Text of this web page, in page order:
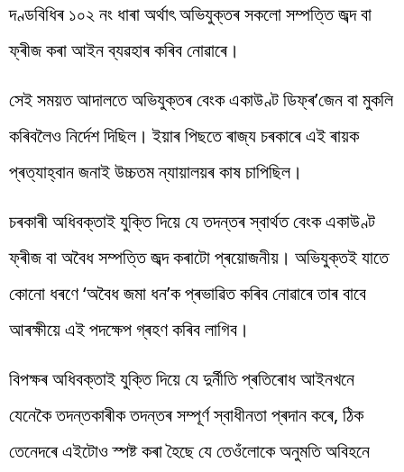
দণ্ডবিধিৰ ১০২ নং ধাৰা অৰ্থাৎ অভিযুক্তৰ সকলো সম্পত্তি জব্দ বা
ফ্ৰীজ কৰা আইন ব্যৱহাৰ কৰিব নোৱাৰে।
সেই সময়ত আদালতে অভিযুক্তৰ বেংক একাউণ্ট ডিফ্ৰ’জেন বা মুকলি
কৰিবলৈও নিৰ্দেশ দিছিল। ইয়াৰ পিছতে ৰাজ্য চৰকাৰে এই ৰায়ক
প্ৰত্যাহ্বান জনাই উচ্চতম ন্যায়ালয়ৰ কাষ চাপিছিল।
চৰকাৰী অধিবক্তাই যুক্তি দিয়ে যে তদন্তৰ স্বাৰ্থত বেংক একাউণ্ট
ফ্ৰীজ বা অবৈধ সম্পত্তি জব্দ কৰাটো প্ৰয়োজনীয়। অভিযুক্তই যাতে
কোনো ধৰণে ‘অবৈধ জমা ধন’ক প্ৰভাৱিত কৰিব নোৱাৰে তাৰ বাবে
আৰক্ষীয়ে এই পদক্ষেপ গ্ৰহণ কৰিব লাগিব।
বিপক্ষৰ অধিবক্তাই যুক্তি দিয়ে যে দুৰ্নীতি প্ৰতিৰোধ আইনখনে
যেনেকৈ তদন্তকাৰীক তদন্তৰ সম্পূৰ্ণ স্বাধীনতা প্ৰদান কৰে, ঠিক
তেনেদৰে এইটোও স্পষ্ট কৰা হৈছে যে তেওঁলোকে অনুমতি অবিহনে